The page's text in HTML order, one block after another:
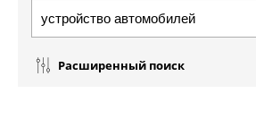
Расширенный поиск